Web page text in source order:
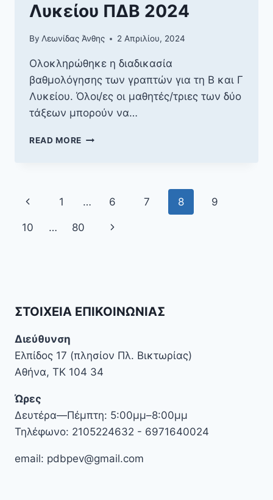
Λυκείου ΠΔΒ 2024
By Λεωνίδας Άνθης 2 Απριλίου, 2024
Ολοκληρώθηκε η διαδικασία
βαθμολόγησης των γραπτών για τη Β και Γ
Λυκείου. Όλοι/ες οι μαθητές/τριες των δύο
τάξεων μπορούν να…
READ MORE ΑΠΟΤΕΛΈΣΜΑΤΑ
Page
navigation
Previous
Page
1 … 6 7 8 9
10 … 80
Next
ΣΤΟΙΧΕΊΑ ΕΠΙΚΟΙΝΩΝΊΑΣ
Διεύθυνση
Ελπίδος 17 (πλησίον Πλ. Βικτωρίας)
Αθήνα, ΤΚ 104 34
Ώρες
Δευτέρα—Πέμπτη: 5:00μμ–8:00μμ
Τηλέφωνο: 2105224632 - 6971640024
email: pdbpev@gmail.com